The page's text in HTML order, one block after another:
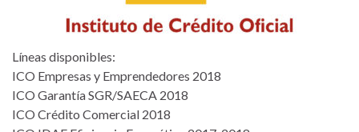
Líneas disponibles:
ICO Empresas y Emprendedores 2018
ICO Garantía SGR/SAECA 2018
ICO Crédito Comercial 2018